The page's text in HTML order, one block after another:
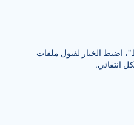
اضبط الخيار لقبول ملفات
انتقائي.